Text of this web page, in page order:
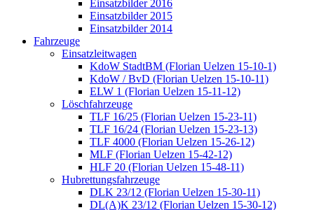
Einsatzbilder 2016
Einsatzbilder 2015
Einsatzbilder 2014
Fahrzeuge
Einsatzleitwagen
KdoW StadtBM (Florian Uelzen 15-10-1)
KdoW / BvD (Florian Uelzen 15-10-11)
ELW 1 (Florian Uelzen 15-11-12)
Löschfahrzeuge
TLF 16/25 (Florian Uelzen 15-23-11)
TLF 16/24 (Florian Uelzen 15-23-13)
TLF 4000 (Florian Uelzen 15-26-12)
MLF (Florian Uelzen 15-42-12)
HLF 20 (Florian Uelzen 15-48-11)
Hubrettungsfahrzeuge
DLK 23/12 (Florian Uelzen 15-30-11)
DL(A)K 23/12 (Florian Uelzen 15-30-12)